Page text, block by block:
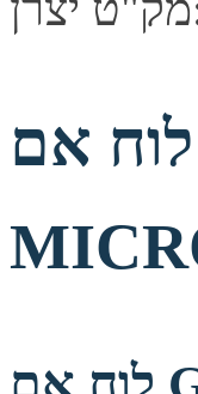
לוח אם GIGABYTE B850M D3HP